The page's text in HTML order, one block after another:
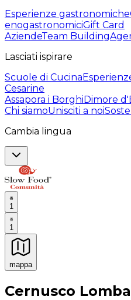
Esperienze gastronomiche
enogastronomiciGift Card
AziendeTeam Building
Lasciati ispirare
Scuole di Cucina
Cesarine
Assapora i BorghiDimore
Chi siamoUnisciti a noi
Cambia lingua
1
1
mappa
Esperienze culinarie
Cernusco